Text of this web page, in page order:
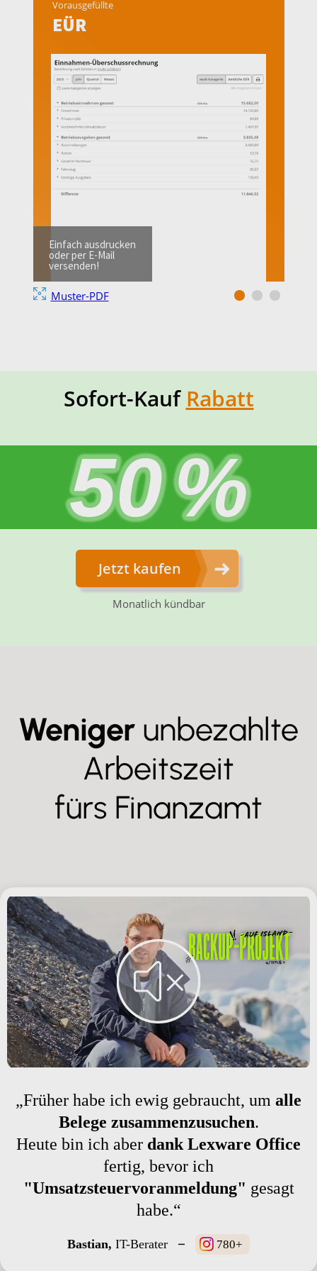
Vorausgefüllte
EÜR
Einfach ausdrucken
oder per E-Mail
versenden!
Muster-PDF
50%
Sofort-Kauf Rabatt
Jetzt kaufen
Monatlich kündbar
Weniger unbezahlte
Arbeitszeit
fürs Finanzamt
„Früher habe ich ewig gebraucht, um alle
Belege zusammenzusuchen.
Heute bin ich aber dank Lexware Office
fertig, bevor ich
"Umsatzsteuervoranmeldung" gesagt
habe.“
Bastian, IT-Berater – 780+